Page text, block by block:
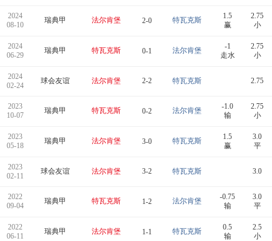
2024
08-10
瑞典甲 法尔肯堡 2-0 特瓦克斯
1.5
赢
2.75
小
2024
06-29
瑞典甲 特瓦克斯 0-1 法尔肯堡
-1
走水
2.75
小
2024
02-24
球会友谊 法尔肯堡 2-2 特瓦克斯 2.75
2023
10-07
瑞典甲 特瓦克斯 0-2 法尔肯堡
-1.0
输
2.75
小
2023
05-18
瑞典甲 法尔肯堡 3-0 特瓦克斯
1.5
赢
3.0
平
2023
02-11
球会友谊 法尔肯堡 3-2 特瓦克斯 3.0
2022
09-04
瑞典甲 特瓦克斯 1-2 法尔肯堡
-0.75
输
3.0
平
2022
06-11
瑞典甲 法尔肯堡 1-1 特瓦克斯
0.5
输
2.5
小